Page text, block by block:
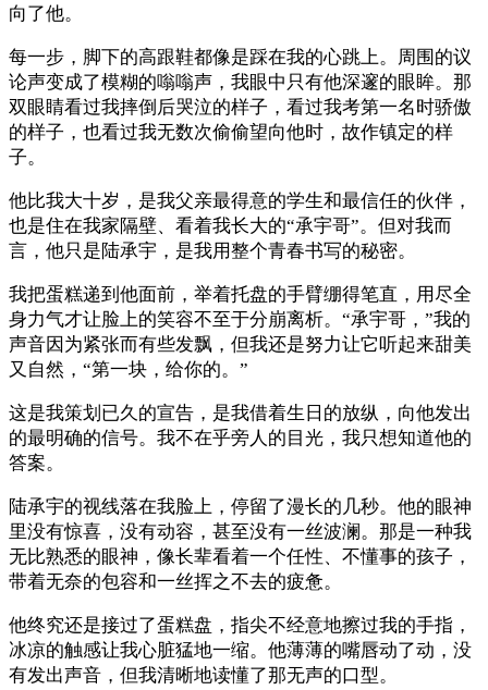
向了他。
每一步，脚下的高跟鞋都像是踩在我的心跳上。周围的议
论声变成了模糊的嗡嗡声，我眼中只有他深邃的眼眸。那
双眼睛看过我摔倒后哭泣的样子，看过我考第一名时骄傲
的样子，也看过我无数次偷偷望向他时，故作镇定的样
子。
他比我大十岁，是我父亲最得意的学生和最信任的伙伴，
也是住在我家隔壁、看着我长大的“承宇哥”。但对我而
言，他只是陆承宇，是我用整个青春书写的秘密。
我把蛋糕递到他面前，举着托盘的手臂绷得笔直，用尽全
身力气才让脸上的笑容不至于分崩离析。“承宇哥，”我的
声音因为紧张而有些发飘，但我还是努力让它听起来甜美
又自然，“第一块，给你的。”
这是我策划已久的宣告，是我借着生日的放纵，向他发出
的最明确的信号。我不在乎旁人的目光，我只想知道他的
答案。
陆承宇的视线落在我脸上，停留了漫长的几秒。他的眼神
里没有惊喜，没有动容，甚至没有一丝波澜。那是一种我
无比熟悉的眼神，像长辈看着一个任性、不懂事的孩子，
带着无奈的包容和一丝挥之不去的疲惫。
他终究还是接过了蛋糕盘，指尖不经意地擦过我的手指，
冰凉的触感让我心脏猛地一缩。他薄薄的嘴唇动了动，没
有发出声音，但我清晰地读懂了那无声的口型。